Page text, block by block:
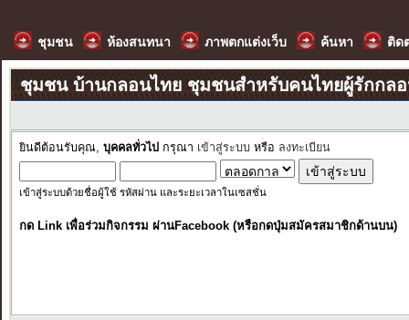
ชุมชน ห้องสนทนา ภาพตกแต่งเว็บ ค้นหา ติด
ชุมชน บ้านกลอนไทย ชุมชนสำหรับคนไทยผู้รักกล
ยินดีต้อนรับคุณ, บุคคลทั่วไป กรุณา เข้าสู่ระบบ หรือ ลงทะเบียน
เข้าสู่ระบบด้วยชื่อผู้ใช้ รหัสผ่าน และระยะเวลาในเซสชั่น
กด Link เพื่อร่วมกิจกรรม ผ่านFacebook (หรือกดปุ่มสมัครสมาชิกด้านบน)